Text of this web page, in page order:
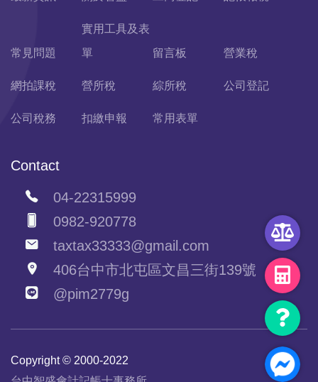
常見問題
實用工具及表
單
留言板 營業稅
網拍課稅 營所稅 綜所稅 公司登記
公司稅務 扣繳申報 常用表單
Contact
04-22315999
0982-920778
taxtax33333@gmail.com
406台中市北屯區文昌三街139號
@pim2779g
Copyright © 2000-2022